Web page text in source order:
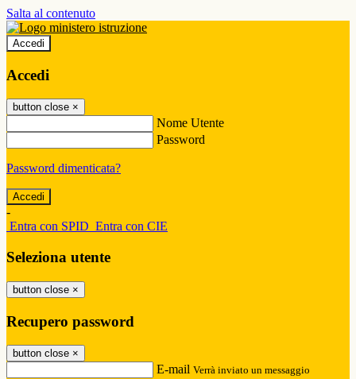
Salta al contenuto
Accedi
Accedi
button close ×
Nome Utente
Password
Password dimenticata?
-
Entra con SPID Entra con CIE
Seleziona utente
button close ×
Recupero password
button close ×
E-mail Verrà inviato un messaggio